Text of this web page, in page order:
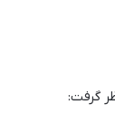
گرفت: